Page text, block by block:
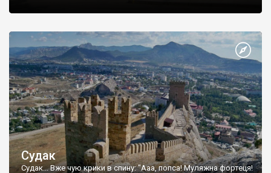
Судак
Судак... Вже чую крики в спину: "Ааа, попса! Муляжна фортеця!